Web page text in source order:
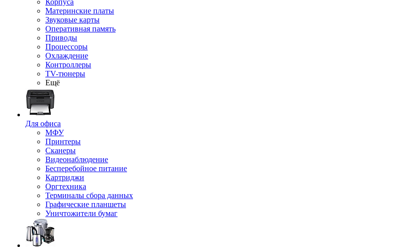
Корпуса
Материнские платы
Звуковые карты
Оперативная память
Приводы
Процессоры
Охлаждение
Контроллеры
TV-тюнеры
Ещё
Для офиса
МФУ
Принтеры
Сканеры
Видеонаблюдение
Бесперебойное питание
Картриджи
Оргтехника
Терминалы сбора данных
Графические планшеты
Уничтожители бумаг